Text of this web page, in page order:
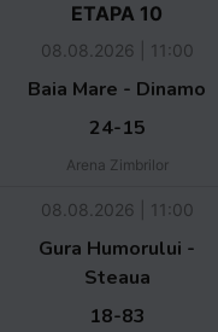
ETAPA 10
08.08.2026 | 11:00
Baia Mare - Dinamo
24-15
Arena Zimbrilor
08.08.2026 | 11:00
Gura Humorului -
Steaua
18-83